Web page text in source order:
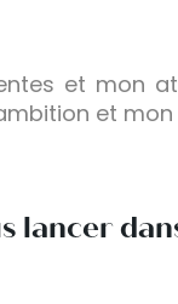
et mon
et
lancer